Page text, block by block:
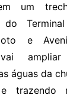
um
do
e
vai
águas da
e trazendo